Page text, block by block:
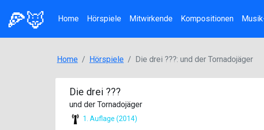
🍕🦊 Home Hörspiele Mitwirkende Kompositionen
Home Hörspiele Die drei ???: und der Tornadojäger
Die drei ???
und der Tornadojäger
1. Auflage (2014)